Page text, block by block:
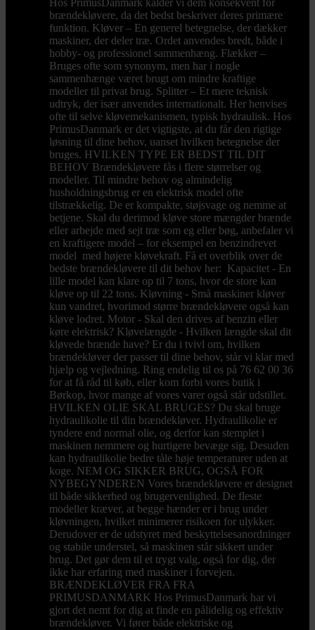
Hos PrimusDanmark kalder vi dem konsekvent for
brændekløvere, da det bedst beskriver deres primære
funktion. Kløver – En generel betegnelse, der dækker
maskiner, der deler træ. Ordet anvendes bredt, både i
hobby- og professionel sammenhæng. Flækker –
Bruges ofte som synonym, men har i nogle
sammenhænge været brugt om mindre kraftige
modeller til privat brug. Splitter – Et mere teknisk
udtryk, der især anvendes internationalt. Her henvises
ofte til selve kløvemekanismen, typisk hydraulisk. Hos
PrimusDanmark er det vigtigste, at du får den rigtige
løsning til dine behov, uanset hvilken betegnelse der
bruges. HVILKEN TYPE ER BEDST TIL DIT
BEHOV Brændekløvere fås i flere størrelser og
modeller. Til mindre behov og almindelig
husholdningsbrug er en elektrisk model ofte
tilstrækkelig. De er kompakte, støjsvage og nemme at
betjene. Skal du derimod kløve store mængder brænde
eller arbejde med sejt træ som eg eller bøg, anbefaler vi
en kraftigere model – for eksempel en benzindrevet
model med højere kløvekraft. Få et overblik over de
bedste brændekløvere til dit behov her: Kapacitet - En
lille model kan klare op til 7 tons, hvor de store kan
kløve op til 22 tons. Kløvning - Små maskiner kløver
kun vandret, hvorimod større brændekløvere også kan
kløve lodret. Motor - Skal den drives af benzin eller
køre elektrisk? Kløvelængde - Hvilken længde skal dit
kløvede brænde have? Er du i tvivl om, hvilken
brændekløver der passer til dine behov, står vi klar med
hjælp og vejledning. Ring endelig til os på 76 62 00 36
for at få råd til køb, eller kom forbi vores butik i
Børkop, hvor mange af vores varer også står udstillet.
HVILKEN OLIE SKAL BRUGES? Du skal bruge
hydraulikolie til din brændekløver. Hydraulikolie er
tyndere end normal olie, og derfor kan stemplet i
maskinen nemmere og hurtigere bevæge sig. Desuden
kan hydraulikolie bedre tåle høje temperaturer uden at
koge. NEM OG SIKKER BRUG, OGSÅ FOR
NYBEGYNDEREN Vores brændekløvere er designet
til både sikkerhed og brugervenlighed. De fleste
modeller kræver, at begge hænder er i brug under
kløvningen, hvilket minimerer risikoen for ulykker.
Derudover er de udstyret med beskyttelsesanordninger
og stabile understel, så maskinen står sikkert under
brug. Det gør dem til et trygt valg, også for dig, der
ikke har erfaring med maskiner i forvejen.
BRÆNDEKLØVER FRA FRA
PRIMUSDANMARK Hos PrimusDanmark har vi
gjort det nemt for dig at finde en pålidelig og effektiv
brændekløver. Vi fører både elektriske og